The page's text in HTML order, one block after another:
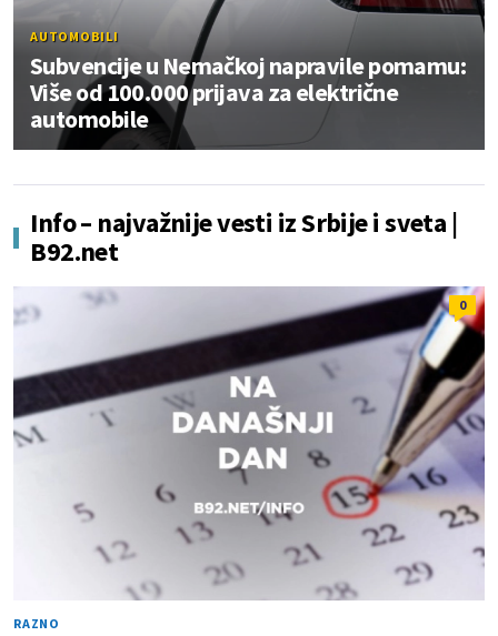
AUTOMOBILI
Subvencije u Nemačkoj napravile pomamu:
Više od 100.000 prijava za električne
automobile
Info – najvažnije vesti iz Srbije i sveta |
B92.net
0
RAZNO